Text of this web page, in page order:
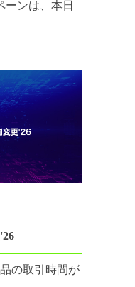
ーンは、本日
の取引時間が